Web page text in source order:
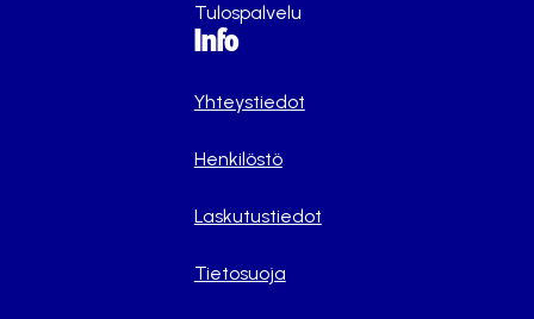
Tulospalvelu
Info
Yhteystiedot
Henkilöstö
Laskutustiedot
Tietosuoja